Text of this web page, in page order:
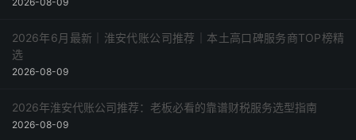
2026年6月最新｜淮安代账公司推荐｜本土高口碑服务商TOP榜精
选
2026-08-09
2026年淮安代账公司推荐：老板必看的靠谱财税服务选型指南
2026-08-09